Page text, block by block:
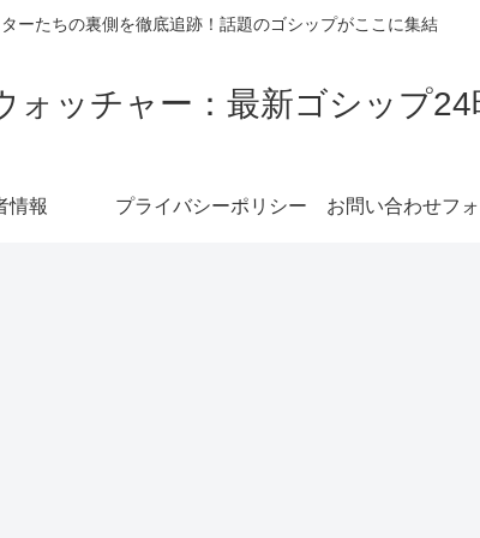
ーたちの裏側を徹底追跡！話題のゴシップがここに集結
ォッチャー：最新ゴシップ24
情報 プライバシーポリシー お問い合わせフ